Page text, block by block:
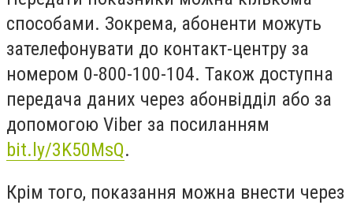
способами. Зокрема, абоненти можуть
зателефонувати до контакт-центру за
номером 0-800-100-104. Також доступна
передача даних через абонвідділ або за
допомогою Viber за посиланням
bit.ly/3K50MsQ.
Крім того, показання можна внести через